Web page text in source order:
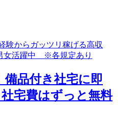
備品付き社宅に即
宅費はずっと無料